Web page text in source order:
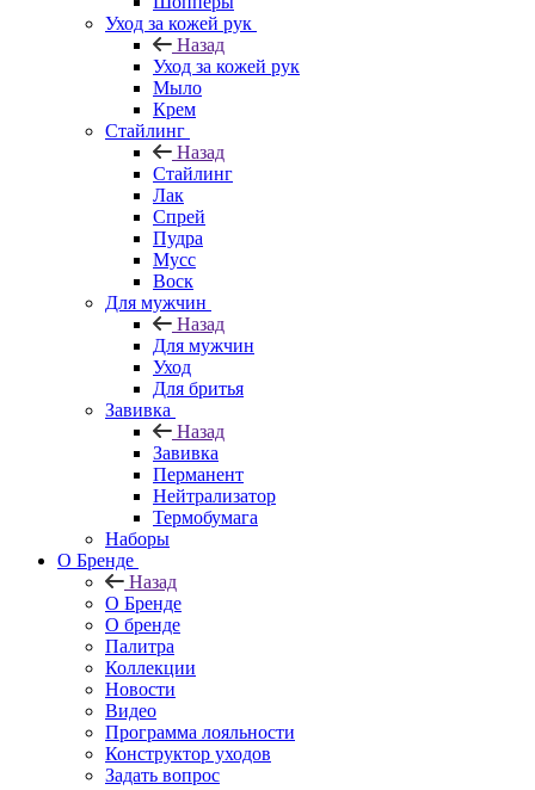
Уход за кожей рук
Назад
Уход за кожей рук
Мыло
Крем
Стайлинг
Назад
Стайлинг
Лак
Спрей
Пудра
Мусс
Воск
Для мужчин
Назад
Для мужчин
Уход
Для бритья
Завивка
Назад
Завивка
Перманент
Нейтрализатор
Термобумага
Наборы
О Бренде
Назад
О Бренде
О бренде
Палитра
Коллекции
Новости
Видео
Программа лояльности
Конструктор уходов
Задать вопрос